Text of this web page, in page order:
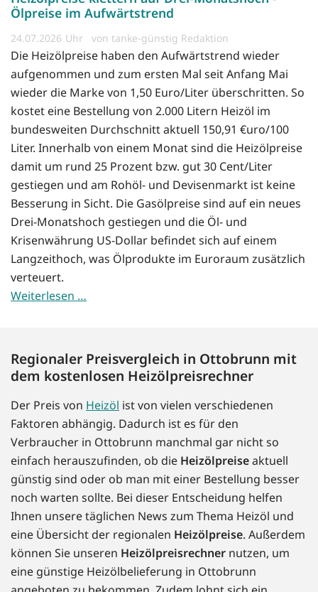
Ölpreise im Aufwärtstrend
24.07.2026 von tanke-günstig Redaktion
Die Heizölpreise haben den Aufwärtstrend wieder
aufgenommen und zum ersten Mal seit Anfang Mai
wieder die Marke von 1,50 Euro/Liter überschritten. So
kostet eine Bestellung von 2.000 Litern Heizöl im
bundesweiten Durchschnitt aktuell 150,91 €uro/100
Liter. Innerhalb von einem Monat sind die Heizölpreise
damit um rund 25 Prozent bzw. gut 30 Cent/Liter
gestiegen und am Rohöl- und Devisenmarkt ist keine
Besserung in Sicht. Die Gasölpreise sind auf ein neues
Drei-Monatshoch gestiegen und die Öl- und
Krisenwährung US-Dollar befindet sich auf einem
Langzeithoch, was Ölprodukte im Euroraum zusätzlich
verteuert.
Weiterlesen …
Regionaler Preisvergleich in Ottobrunn mit
dem kostenlosen Heizölpreisrechner
Der Preis von Heizöl ist von vielen verschiedenen
Faktoren abhängig. Dadurch ist es für den
Verbraucher in Ottobrunn manchmal gar nicht so
einfach herauszufinden, ob die Heizölpreiseaktuell
günstig sind oder ob man mit einer Bestellung besser
noch warten sollte. Bei dieser Entscheidung helfen
Ihnen unsere täglichen News zum Thema Heizöl und
eine Übersicht der regionalen Heizölpreise. Außerdem
können Sie unseren Heizölpreisrechner nutzen, um
eine günstige Heizölbelieferung in Ottobrunn